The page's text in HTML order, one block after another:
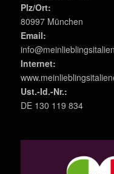
Plz/Ort:
80997 München
Email:
Internet:
Ust.-Id.-Nr.:
DE 130 119 834